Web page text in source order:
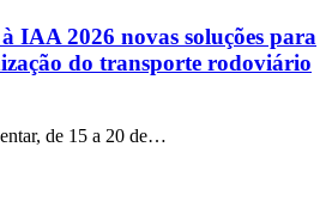
IAA 2026 novas soluções para
do transporte rodoviário
de 15 a 20 de…